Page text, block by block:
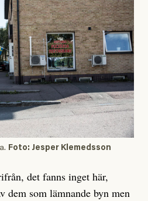
Foto: Jesper Klemedsson
det fanns inget här,
dem som lämnande byn men